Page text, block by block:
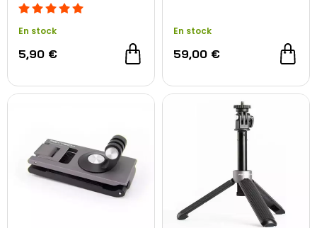
En stock
5,90 €
En stock
59,00 €